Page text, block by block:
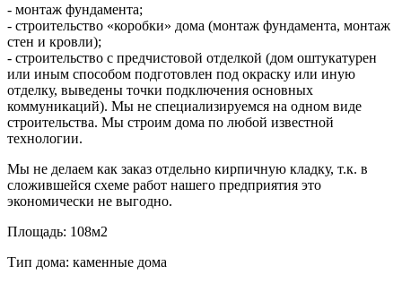
- монтаж фундамента;
- строительство «коробки» дома (монтаж фундамента, монтаж
стен и кровли);
- строительство с предчистовой отделкой (дом оштукатурен
или иным способом подготовлен под окраску или иную
отделку, выведены точки подключения основных
коммуникаций). Мы не специализируемся на одном виде
строительства. Мы строим дома по любой известной
технологии.
Мы не делаем как заказ отдельно кирпичную кладку, т.к. в
сложившейся схеме работ нашего предприятия это
экономически не выгодно.
Площадь: 108м2
Тип дома: каменные дома